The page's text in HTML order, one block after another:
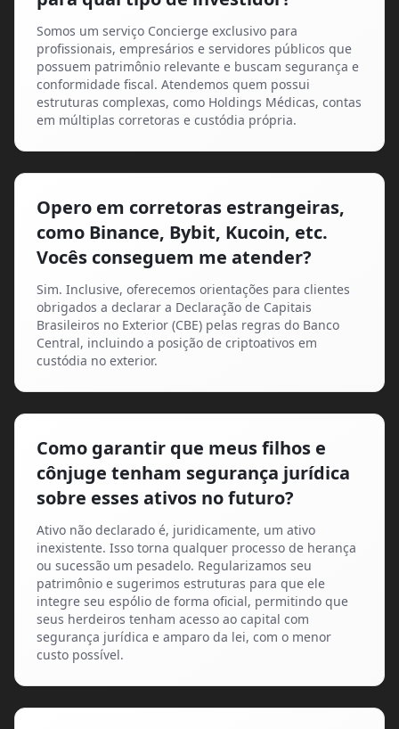
Somos um serviço Concierge exclusivo para
profissionais, empresários e servidores públicos que
possuem patrimônio relevante e buscam segurança e
conformidade fiscal. Atendemos quem possui
estruturas complexas, como Holdings Médicas, contas
em múltiplas corretoras e custódia própria.
Opero em corretoras estrangeiras,
como Binance, Bybit, Kucoin, etc.
Vocês conseguem me atender?
Sim. Inclusive, oferecemos orientações para clientes
obrigados a declarar a Declaração de Capitais
Brasileiros no Exterior (CBE) pelas regras do Banco
Central, incluindo a posição de criptoativos em
custódia no exterior.
Como garantir que meus filhos e
cônjuge tenham segurança jurídica
sobre esses ativos no futuro?
Ativo não declarado é, juridicamente, um ativo
inexistente. Isso torna qualquer processo de herança
ou sucessão um pesadelo. Regularizamos seu
patrimônio e sugerimos estruturas para que ele
integre seu espólio de forma oficial, permitindo que
seus herdeiros tenham acesso ao capital com
segurança jurídica e amparo da lei, com o menor
custo possível.